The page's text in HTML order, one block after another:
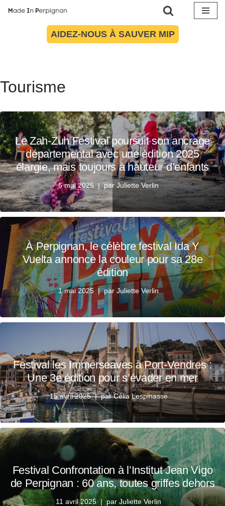
AIDEZ-NOUS À SAUVER MIP
Tourisme
Le Zah-Zuh Festival poursuit son ancrage
départemental avec une édition 2025
élargie, mais toujours à hauteur d’enfants
6 mai 2025 parJuliette Verlin
À Perpignan, le célèbre festival Ida Y
Vuelta annonce la couleur pour sa 28e
édition
1 mai 2025 par Juliette Verlin
Festival les Immerseaves à Port-Vendres :
Une 3e édition pour s’évader en mer
15 avril 2025 parCélia Lespinasse
Festival Confrontation à l’Institut Jean Vigo
de Perpignan : 60 ans, toutes griffes dehors
11 avril 2025 par Juliette Verlin